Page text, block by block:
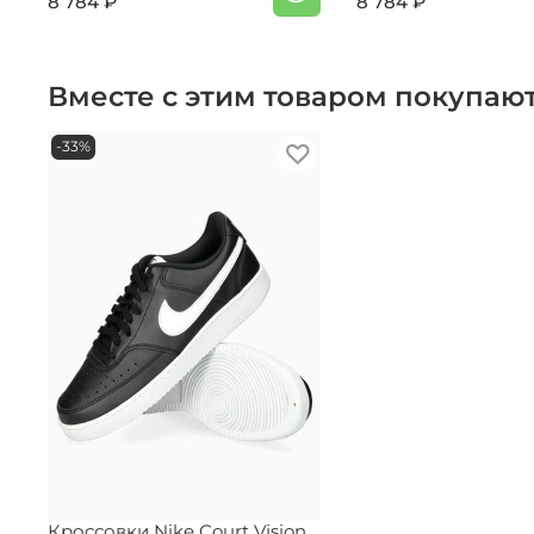
Вместе с этим товаром
-33%